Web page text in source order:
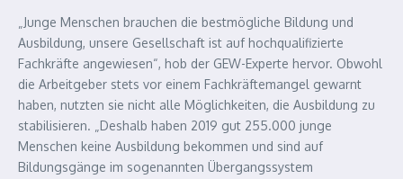
„Junge Menschen brauchen die bestmögliche Bildung und
Ausbildung, unsere Gesellschaft ist auf hochqualifizierte
Fachkräfte angewiesen“, hob der GEW-Experte hervor. Obwohl
die Arbeitgeber stets vor einem Fachkräftemangel gewarnt
haben, nutzten sie nicht alle Möglichkeiten, die Ausbildung zu
stabilisieren. „Deshalb haben 2019 gut 255.000 junge
Menschen keine Ausbildung bekommen und sind auf
Bildungsgänge im sogenannten Übergangssystem